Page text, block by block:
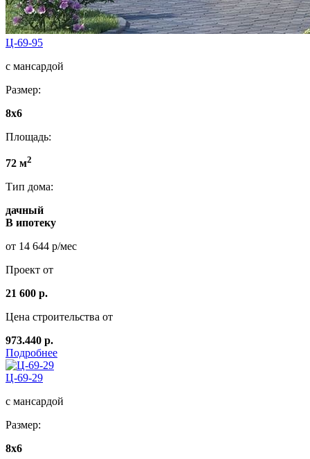
Ц-69-95
с мансардой
Размер:
8x6
Площадь:
72 м2
Тип дома:
дачный
В ипотеку
от 14 644 р/мес
Проект от
21 600 р.
Цена строительства от
973.440 р.
Подробнее
Ц-69-29
с мансардой
Размер:
8x6